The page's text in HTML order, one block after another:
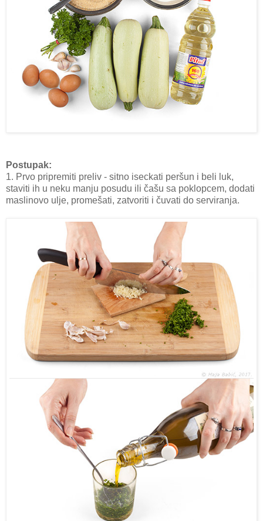
Postupak:
1. Prvo pripremiti preliv - sitno iseckati peršun i beli luk,
staviti ih u neku manju posudu ili čašu sa poklopcem, dodati
maslinovo ulje, promešati, zatvoriti i čuvati do serviranja.